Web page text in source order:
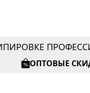
ОПТОВЫЕ